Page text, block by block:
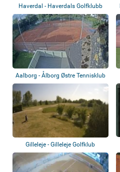
Haverdal - Haverdals Golfklubb
Aalborg - Ålborg Østre Tennisklub
Gilleleje - Gilleleje Golfklub